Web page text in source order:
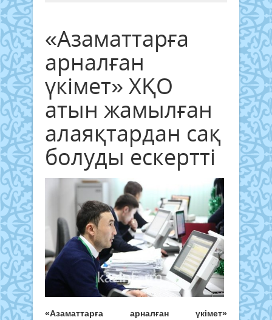
«Азаматтарға
арналған
үкімет» ХҚО
атын жамылған
алаяқтардан сақ
болуды ескертті
«Азаматтарға арналған үкімет»